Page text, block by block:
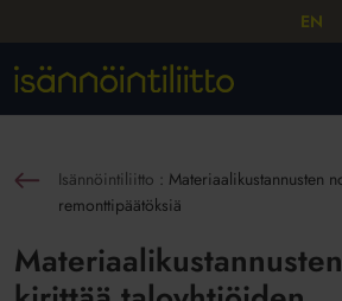
EN
Isännöintiliitto : Materiaalikustannusten
remonttipäätöksiä